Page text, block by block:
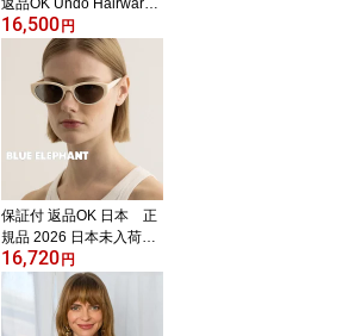
ウンドヘアウェア 日本
正規品 未入荷ブランド N
o. 2 Claw Clip ヘアクリ
ップ 海外ブランド 高品
質 アクセサリー 小さめ
髪留め セレブ 海外モデ
ル マーブル 20代 30代 4
0代 50代 イタリア製 環
境に優しい 大人気 可愛
い
16,500円
保証付 返品OK 日本 正
規品 2026 日本未入荷ブ
ランド BLUE ELEPHAN
T BIN ブルーエレファン
ト 韓国人気 めがね ヴィ
ンテージ サングラス 30
16,720円